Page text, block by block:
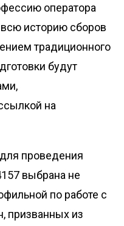
оператора
историю сборов
традиционного
будут
на
проведения
выбрана не
по работе с
призванных из